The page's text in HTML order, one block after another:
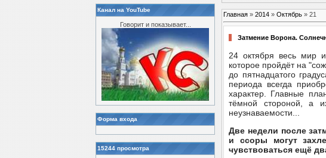
Канал на YouTube
Говорит и показывает...
Форма входа
15244 просмотра
Главная » 2014 » Октябрь » 21
Затмение Ворона.
24 октября весь мир
которое пройдёт на
до пятнадцатого
периода всегда
характер. Главные
тёмной стороной, а
неузнаваемости...
Две недели после
и ссоры могут
чувствоваться ещё